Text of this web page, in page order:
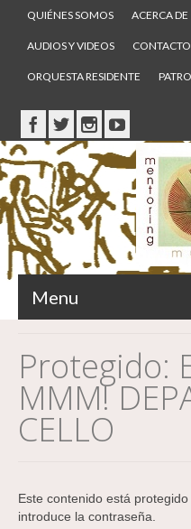
QUIÉNES SOMOS ACERCA DE
AUDIOS Y VIDEOS
ORQUESTA RESIDENTE
Menu
Protegido:
MMM!
CELLO
Este contenido está
introduce la contraseña.